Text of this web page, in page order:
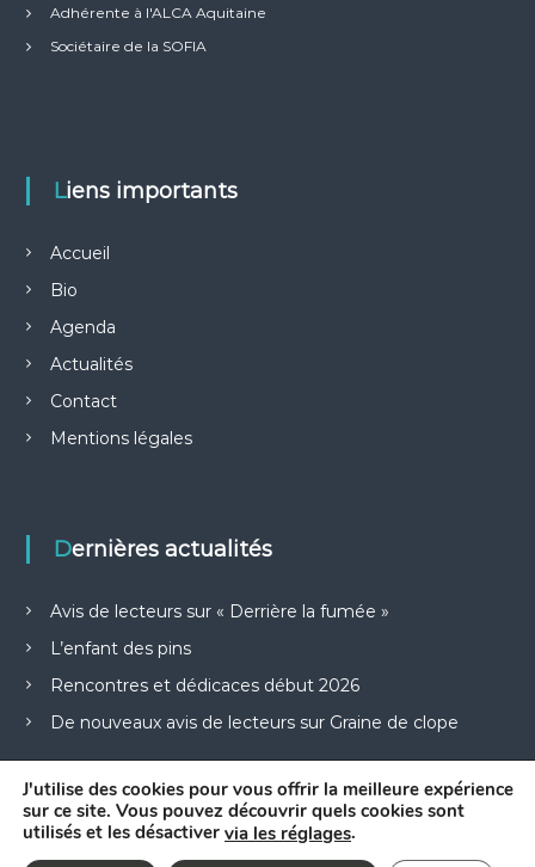
Adhérente à l'ALCA Aquitaine
Sociétaire de la SOFIA
Liens importants
Accueil
Bio
Agenda
Actualités
Contact
Mentions légales
Dernières actualités
Avis de lecteurs sur « Derrière la fumée »
L’enfant des pins
Rencontres et dédicaces début 2026
De nouveaux avis de lecteurs sur Graine de clope
Copyright © © 2026. Francoise Le GloahecAll rights reserved. Theme:
J'utilise des cookies pour vous offrir la meilleure expérience
sur ce site. Vous pouvez découvrir quels cookies sont
utilisés et les désactiver via les réglages.